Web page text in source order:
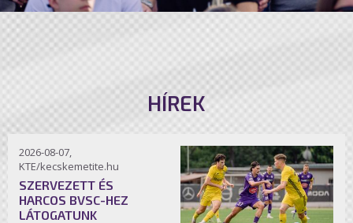
HÍREK
2026-08-07,
KTE/kecskemetite.hu
SZERVEZETT ÉS
HARCOS BVSC-HEZ
LÁTOGATUNK